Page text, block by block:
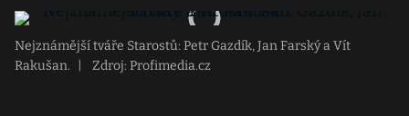
Nejznámější tváře Starostů: Petr Gazdík, Jan Farský a Vít
Rakušan.
Zdroj: Profimedia.cz